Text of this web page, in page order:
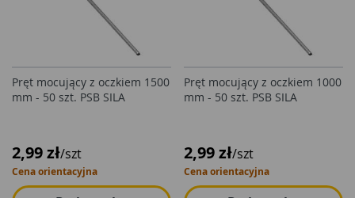
Pręt mocujący z oczkiem 1500
mm - 50 szt. PSB SILA
2,99 zł/szt
Cena orientacyjna
Pręt mocujący z oczkiem 1000
mm - 50 szt. PSB SILA
2,99 zł/szt
Cena orientacyjna